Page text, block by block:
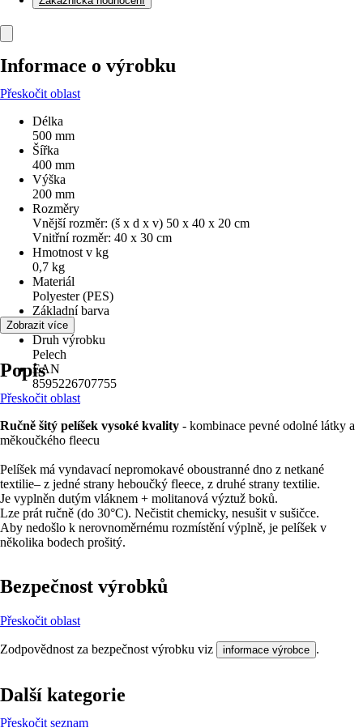
Informace o výrobku
Přeskočit oblast
Délka
500 mm
Šířka
400 mm
Výška
200 mm
Rozměry
Vnější rozměr: (š x d x v) 50 x 40 x 20 cm
Vnitřní rozměr: 40 x 30 cm
Hmotnost v kg
0,7 kg
Materiál
Polyester (PES)
Základní barva
Šedá
Druh výrobku
Pelech
EAN
8595226707755
Zobrazit více
Popis
Přeskočit oblast
Ručně šitý pelíšek vysoké kvality - kombinace pevné odolné látky a
měkoučkého fleecu
Pelíšek má vyndavací nepromokavé oboustranné dno z netkané
textilie– z jedné strany heboučký fleece, z druhé strany textilie.
Je vyplněn dutým vláknem + molitanová výztuž boků.
Lze prát ručně (do 30°C). Nečistit chemicky, nesušit v sušičce.
Aby nedošlo k nerovnoměrnému rozmístění výplně, je pelíšek v
několika bodech prošitý.
Bezpečnost výrobků
Přeskočit oblast
Zodpovědnost za bezpečnost výrobku viz informace výrobce .
Další kategorie
Přeskočit seznam